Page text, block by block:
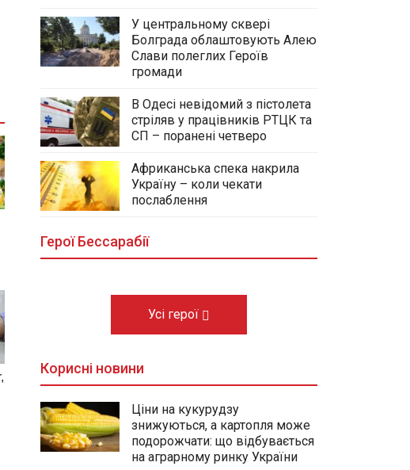
У центральному сквері
Болграда облаштовують Алею
Слави полеглих Героїв
громади
В Одесі невідомий з пістолета
стріляв у працівників РТЦК та
СП – поранені четверо
Африканська спека накрила
Україну – коли чекати
послаблення
Герої Бессарабії
У центральному сквері Болграда
облаштовують Алею Слави
полеглих Героїв громади
03.08.2026
Усі герої
Корисні новини
Ціни на кукурудзу
знижуються, а картопля може
подорожчати: що відбувається
на аграрному ринку України